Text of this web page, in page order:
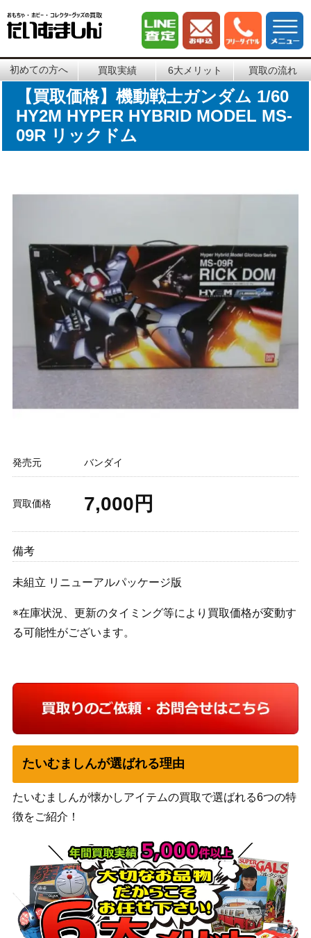
初めての方へ 買取実績 6大メリット 買取の流れ
【買取価格】機動戦士ガンダム 1/60
HY2M HYPER HYBRID MODEL MS-
09R リックドム
発売元 バンダイ
買取価格 7,000円
備考
未組立 リニューアルパッケージ版
※在庫状況、更新のタイミング等により買取価格が変動す
る可能性がございます。
たいむましんが選ばれる理由
たいむましんが懐かしアイテムの買取で選ばれる6つの特
徴をご紹介！